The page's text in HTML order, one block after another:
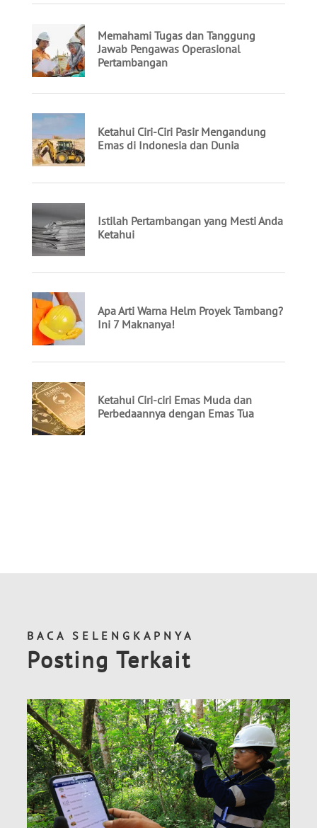
BACA SELENGKAPNYA
Posting Terkait